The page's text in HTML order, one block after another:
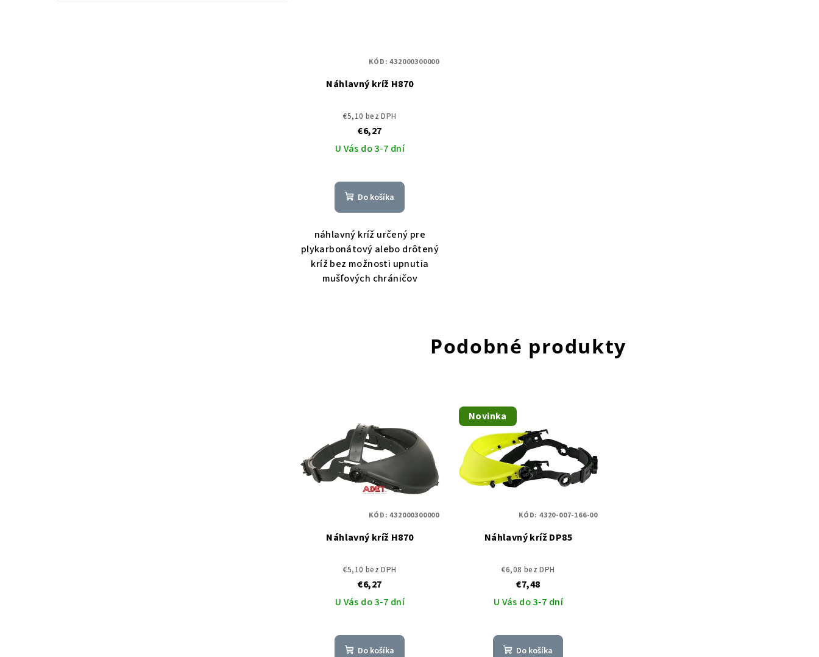
Náhlavný kríž H870
€5,10 bez DPH
€6,27
U Vás do 3-7 dní
Do košíka
náhlavný kríž určený pre
plykarbonátový alebo drôtený
kríž bez možnosti upnutia
mušľových chráničov
KÓD:432000300000
Podobné produkty
Náhlavný kríž H870
€5,10 bez DPH
€6,27
U Vás do 3-7 dní
Do košíka
KÓD:432000300000
Novinka
Náhlavný kríž DP85
€6,08 bez DPH
€7,48
U Vás do 3-7 dní
Do košíka
KÓD: 4320-007-166-00